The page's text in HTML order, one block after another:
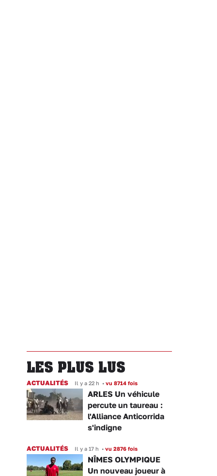
LES PLUS LUS
ACTUALITÉS Il y a 22 h • vu 8714 fois
ARLES Un véhicule
percute un taureau :
l'Alliance Anticorrida
s'indigne
ACTUALITÉS Il y a 17 h • vu 2876 fois
NÎMES OLYMPIQUE
Un nouveau joueur à